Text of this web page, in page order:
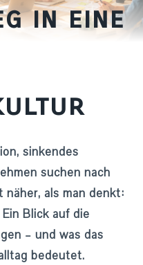
in eine
sinkendes
suchen nach
als man denkt:
Blick auf die
– und was das
bedeutet.